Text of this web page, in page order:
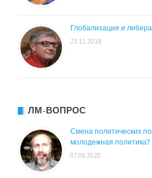
Глобализация и
23.11.2018
ЛМ-ВОПРОС
Смена политических
молодежная политика?
07.08.2020